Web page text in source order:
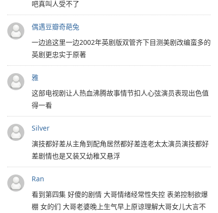
吧真叫人受不了
偶遇豆瓣奇葩兔
一边追这里一边2002年英剧版双管齐下目测美剧改编蛮多的
英剧更忠实于原著
雅
这部电视剧让人热血沸腾故事情节扣人心弦演员表现出色值
得一看
Silver
演技都好差从主角到配角居然都好差连老太太演员演技都好
差剧情也是又装又幼稚又悬浮
Ran
看到第四集 好傻的剧情 大哥情绪经常性失控 表弟控制欲爆
棚 女的们 大哥老婆晚上生气早上原谅理解大哥女儿大言不